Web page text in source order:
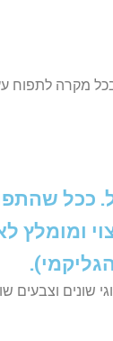
מקרה לתפוח
ככל
ומומלץ
שונים וצבעים